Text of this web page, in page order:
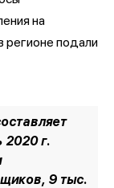
на
регионе подали
2020 г.
9 тыс.